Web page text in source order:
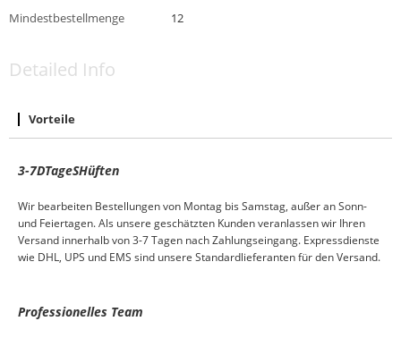
Mindestbestellmenge
12
Detailed Info
Vorteile
3-7DTageSHüften
Wir bearbeiten Bestellungen von Montag bis Samstag, außer an Sonn-
und Feiertagen. Als unsere geschätzten Kunden veranlassen wir Ihren
Versand innerhalb von 3-7 Tagen nach Zahlungseingang. Expressdienste
wie DHL, UPS und EMS sind unsere Standardlieferanten für den Versand.
Professionelles Team